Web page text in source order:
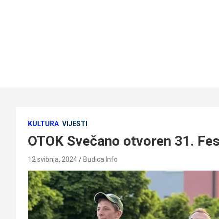
KULTURA VIJESTI
OTOK Svečano otvoren 31.
12 svibnja, 2024 Budica Info